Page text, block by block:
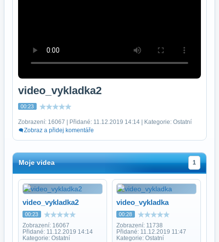
video_vykladka2
00:23
Zobrazení: 16067 | Přidané: 11.12.2019 14:14 | Kategorie: Ostatní
Zobraz a přidej komentáře
Moje videa 1
video_vykladka2
00:23
Zobrazení: 16067
Přidané: 11.12.2019 14:14
Kategorie: Ostatní
video_vykladka
00:28
Zobrazení: 11738
Přidané: 11.12.2019 11:47
Kategorie: Ostatní